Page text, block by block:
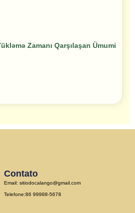
Zamanı Qarşılaşan Ümumi
Contato
Email: sitiodocalango@gmail.com​
Telefone:86 99988-5678